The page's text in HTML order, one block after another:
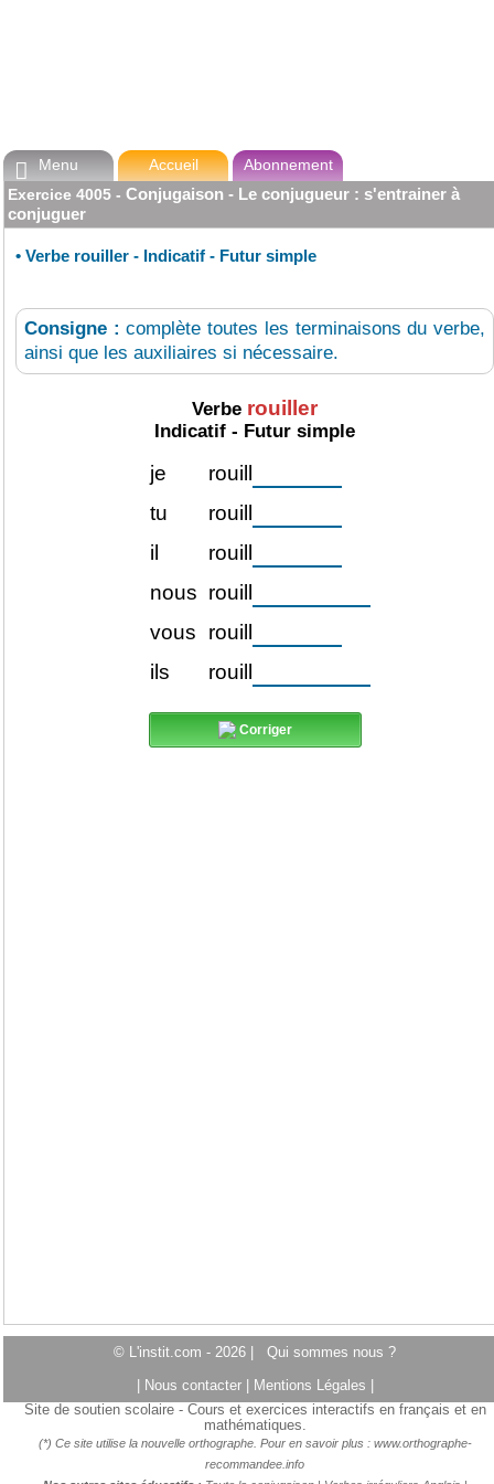
 Menu Accueil
Abonnement
Exercice 4005 - Conjugaison - Le conjugueur : s'entrainer à
conjuguer
• Verbe rouiller - Indicatif - Futur simple
Consigne :complète toutes les terminaisons du verbe,
ainsi que les auxiliaires si nécessaire.
Verbe rouiller
Indicatif - Futur simple
je
rouill
tu
rouill
il
rouill
nous rouill
vous
rouill
ils
rouill
Corriger
© L'instit.com - 2026 | Qui sommes nous ?
Nous contacter Mentions Légales
Site de soutien scolaire - Cours et exercices interactifs en français et en
mathématiques.
(*) Ce site utilise la nouvelle orthographe. Pour en savoir plus : www.orthographe-
recommandee.info